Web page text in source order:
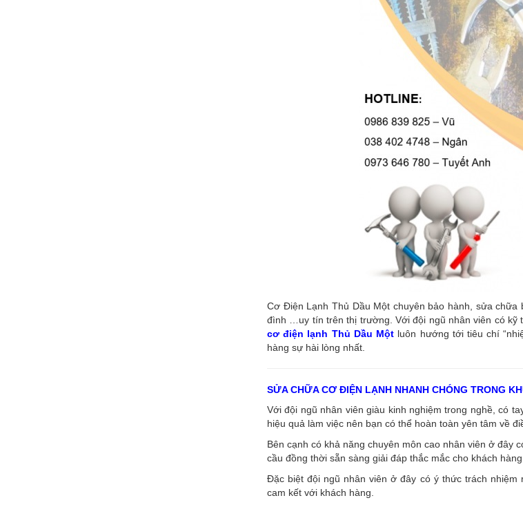
Cơ Điện Lạnh Thủ Dầu Một chuyên bảo hành, sửa
đình …uy tín trên thị trường. Với đội ngũ nhân viên có kỹ
cơ điện lạnh Thủ Dầu Một luôn hướng tới tiêu chí
hàng sự hài lòng nhất.
SỬA CHỮA CƠ ĐIỆN LẠNH NHANH CHÓNG TRONG
Với đội ngũ nhân viên giàu kinh nghiệm trong nghề, có
hiệu quả làm việc nên bạn có thể hoàn toàn yên tâm về
Bên cạnh có khả năng chuyên môn cao nhân viên ở đây
cầu đồng thời sẵn sàng giải đáp thắc mắc cho khách hàng.
Đặc biệt đội ngũ nhân viên ở đây có ý thức trách
cam kết với khách hàng.